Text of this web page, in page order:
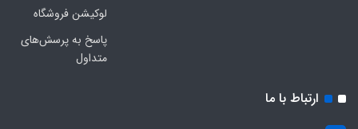
لوکیشن فروشگاه
پاسخ به پرسش‌های
متداول
ارتباط با ما